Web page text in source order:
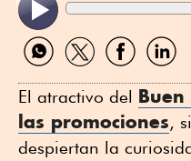
Compartir
por
Compartir
por
Compartir
por
por
El atractivo del
las promociones,
despiertan la